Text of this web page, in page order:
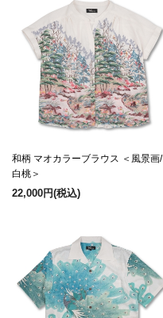
和柄 マオカラーブラウス ＜風景画/
白桃＞
22,000円(税込)